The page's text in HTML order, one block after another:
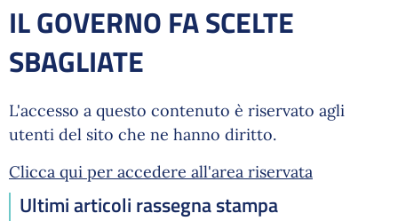
IL GOVERNO FA SCELTE
SBAGLIATE
L'accesso a questo contenuto è riservato agli
utenti del sito che ne hanno diritto.
Clicca qui per accedere all'area riservata
Ultimi articoli rassegna stampa